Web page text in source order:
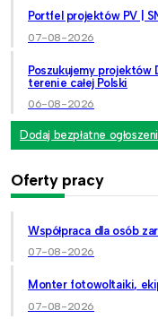
Portfel projektów PV |
07-08-2026
Poszukujemy
terenie całej Polski
06-08-2026
Dodaj bezpłatne
Oferty pracy
Współpraca dla osób
07-08-2026
Monter fotowoltaiki,
07-08-2026